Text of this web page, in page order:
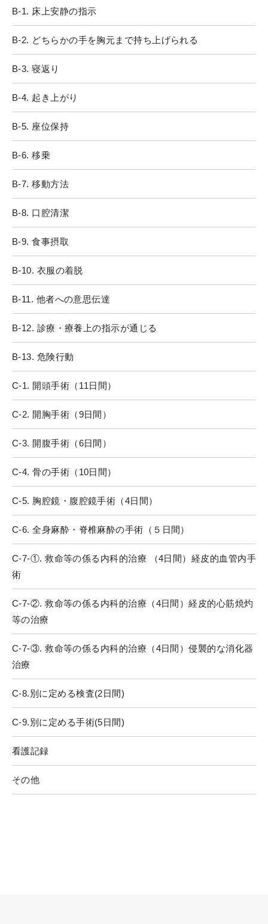
B-1. 床上安静の指示
B-2. どちらかの手を胸元まで持ち上げられる
B-3. 寝返り
B-4. 起き上がり
B-5. 座位保持
B-6. 移乗
B-7. 移動方法
B-8. 口腔清潔
B-9. 食事摂取
B-10. 衣服の着脱
B-11. 他者への意思伝達
B-12. 診療・療養上の指示が通じる
B-13. 危険行動
C-1. 開頭手術（11日間）
C-2. 開胸手術（9日間）
C-3. 開腹手術（6日間）
C-4. 骨の手術（10日間）
C-5. 胸腔鏡・腹腔鏡手術（4日間）
C-6. 全身麻酔・脊椎麻酔の手術（５日間）
C-7-①. 救命等の係る内科的治療 （4日間）経皮的血管内手
術
C-7-②. 救命等の係る内科的治療（4日間）経皮的心筋焼灼
等の治療
C-7-③. 救命等の係る内科的治療（4日間）侵襲的な消化器
治療
C-8.別に定める検査(2日間)
C-9.別に定める手術(5日間)
看護記録
その他